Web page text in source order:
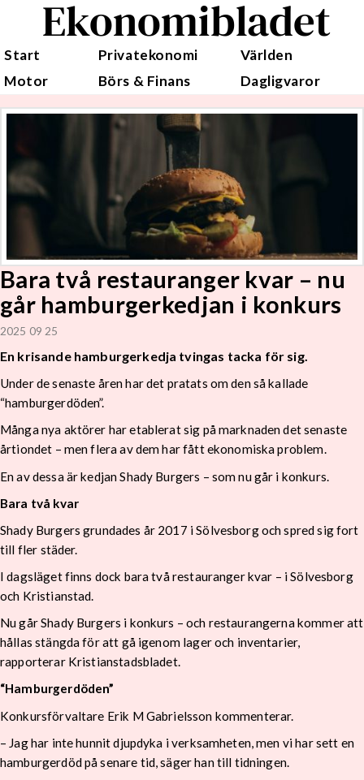
Ekonomibladet
Start Privatekonomi
Världen
Motor
Börs & Finans Dagligvaror
Bara två restauranger kvar – nu
går hamburgerkedjan i konkurs
2025 09 25
En krisande hamburgerkedja tvingas tacka för sig.
Under de senaste åren har det pratats om den så kallade
“hamburgerdöden”.
Många nya aktörer har etablerat sig på marknaden det senaste
årtiondet – men flera av dem har fått ekonomiska problem.
En av dessa är kedjan Shady Burgers – som nu går i konkurs.
Bara två kvar
Shady Burgers grundades år 2017 i Sölvesborg och spred sig fort
till fler städer.
I dagsläget finns dock bara två restauranger kvar – i Sölvesborg
och Kristianstad.
Nu går Shady Burgers i konkurs – och restaurangerna kommer att
hållas stängda för att gå igenom lager och inventarier,
rapporterar Kristianstadsbladet.
“Hamburgerdöden”
Konkursförvaltare Erik M Gabrielsson kommenterar.
– Jag har inte hunnit djupdyka i verksamheten, men vi har sett en
hamburgerdöd på senare tid, säger han till tidningen.